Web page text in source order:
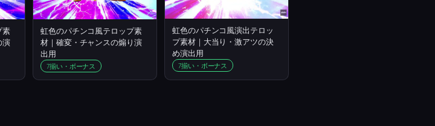
素
演
虹色のパチンコ風テロップ素
材｜確変・チャンスの煽り演
出用
7揃い・ボーナス
虹色のパチンコ風演出テロッ
プ素材｜大当り・激アツの決
め演出用
7揃い・ボーナス